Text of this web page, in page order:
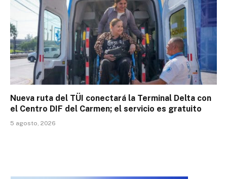
Nueva ruta del TÜI conectará la Terminal Delta con
el Centro DIF del Carmen; el servicio es gratuito
5 agosto, 2026